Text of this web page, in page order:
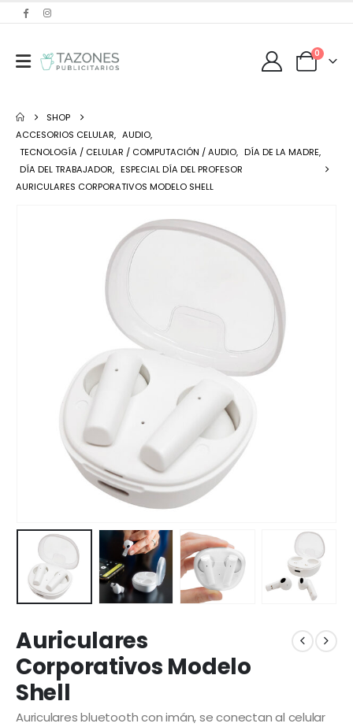
0
SHOP
ACCESORIOS CELULAR, AUDIO,
TECNOLOGÍA / CELULAR / COMPUTACIÓN / AUDIO, DÍA DE LA MADRE,
DÍA DEL TRABAJADOR, ESPECIAL DÍA DEL PROFESOR
AURICULARES CORPORATIVOS MODELO SHELL
Auriculares
Corporativos Modelo
Shell
Auriculares bluetooth con imán, se conectan al celular